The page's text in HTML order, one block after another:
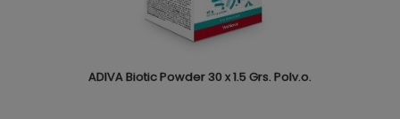
ADIVA Biotic Powder 30 x 1.5 Grs. Polv.o.